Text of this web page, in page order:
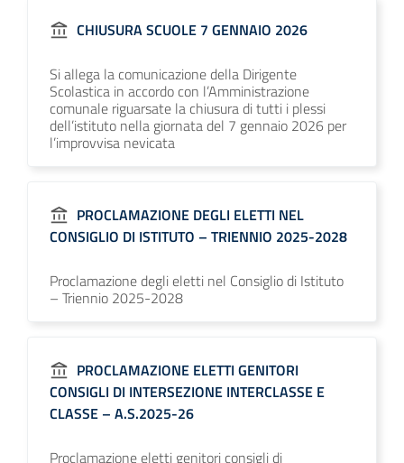
CHIUSURA SCUOLE 7 GENNAIO 2026
Si allega la comunicazione della Dirigente
Scolastica in accordo con l’Amministrazione
comunale riguarsate la chiusura di tutti i plessi
dell’istituto nella giornata del 7 gennaio 2026 per
l’improvvisa nevicata
PROCLAMAZIONE DEGLI ELETTI NEL
CONSIGLIO DI ISTITUTO – TRIENNIO 2025-2028
Proclamazione degli eletti nel Consiglio di Istituto
– Triennio 2025-2028
PROCLAMAZIONE ELETTI GENITORI
CONSIGLI DI INTERSEZIONE INTERCLASSE E
CLASSE – A.S.2025-26
Proclamazione eletti genitori consigli di